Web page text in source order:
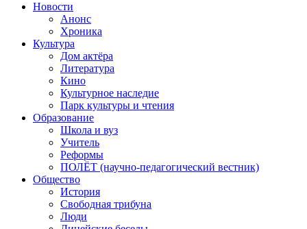
Новости
Анонс
Хроника
Культура
Дом актёра
Литература
Кино
Культурное наследие
Парк культуры и чтения
Образование
Школа и вуз
Учитель
Реформы
ПОЛЁТ (научно-педагогический вестник)
Общество
История
Свободная трибуна
Люди